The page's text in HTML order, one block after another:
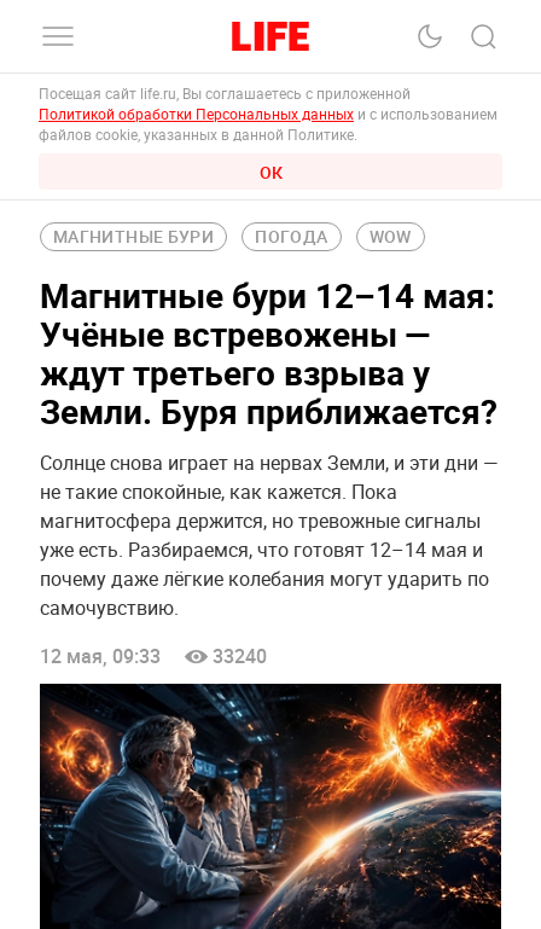
Посещая сайт life.ru, Вы соглашаетесь с приложенной
Политикой обработки Персональных данных и с использованием
файлов cookie, указанных в данной Политике.
ОК
МАГНИТНЫЕ БУРИ ПОГОДА WOW
Магнитные бури 12–14 мая:
Учёные встревожены —
ждут третьего взрыва у
Земли. Буря приближается?
Солнце снова играет на нервах Земли, и эти дни —
не такие спокойные, как кажется. Пока
магнитосфера держится, но тревожные сигналы
уже есть. Разбираемся, что готовят 12–14 мая и
почему даже лёгкие колебания могут ударить по
самочувствию.
12 мая, 09:33
33240